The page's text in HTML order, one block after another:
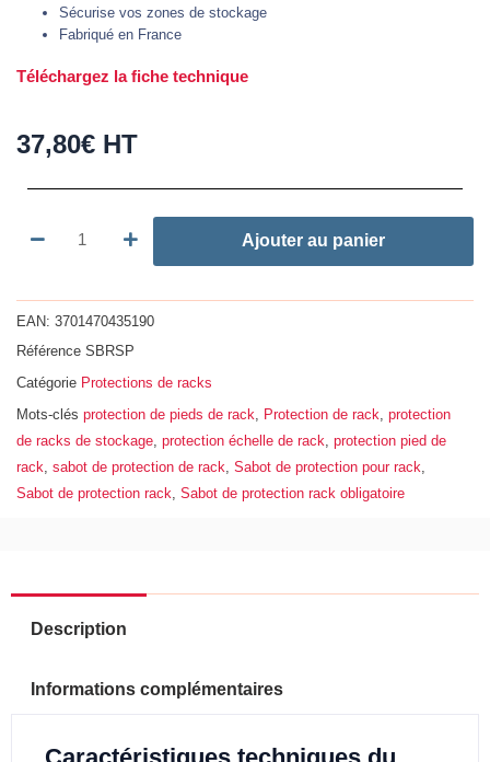
Sécurise vos zones de stockage
Fabriqué en France
Téléchargez la fiche technique
37,80€ HT
quantité
de
rack
simple
pied
|
sabot
à
palettes
Ajouter au panier
EAN: 3701470435190
Référence SBRSP
Catégorie Protections de racks
Mots-clés protection de pieds de rack Protection de rack protection
de racks de stockage protection échelle de rack protection pied de
rack sabot de protection de rack Sabot de protection pour rack
Sabot de protection rack​ Sabot de protection rack obligatoire
Description
Informations complémentaires